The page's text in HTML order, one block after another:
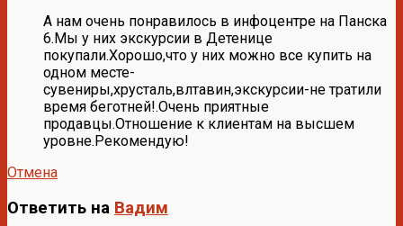
А нам очень понравилось в инфоцентре на Панска
6.Мы у них экскурсии в Детенице
покупали.Хорошо,что у них можно все купить на
одном месте-
сувениры,хрусталь,влтавин,экскурсии-не тратили
время беготней!.Очень приятные
продавцы.Отношение к клиентам на высшем
уровне.Рекомендую!
Отмена
Ответить на Вадим